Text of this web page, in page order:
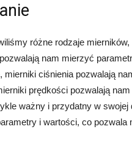
różne rodzaje
nam mierzyć
mierniki ciśnienia pozwalają
prędkości pozwalają
ważny i przydatny w
i wartości, co